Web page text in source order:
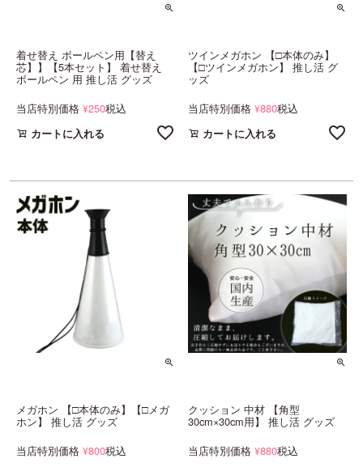
着せ替え ボールペン用【替え
芯】】【5本セット】 着せ替え
ボールペン 用 推し活 グッズ
当店特別価格 ¥250税込
カートに入れる
ツインメガホン 【□本体のみ】
【□ツインメガホン】 推し活 グ
ッズ
当店特別価格 ¥880税込
カートに入れる
メガホン 【□本体のみ】【□メガ
ホン】 推し活 グッズ
当店特別価格 ¥800税込
クッション 中材 【角型
30cm×30cm用】 推し活 グッズ
当店特別価格 ¥880税込